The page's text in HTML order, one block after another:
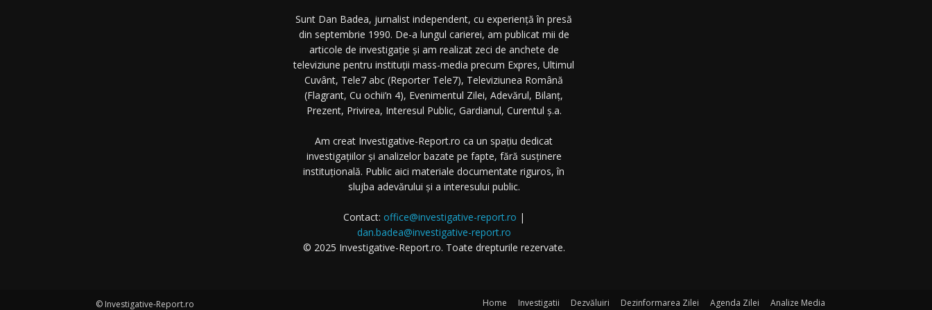
Sunt Dan Badea, jurnalist independent, cu experiență în presă
din septembrie 1990. De-a lungul carierei, am publicat mii de
articole de investigație și am realizat zeci de anchete de
televiziune pentru instituții mass-media precum Expres, Ultimul
Cuvânt, Tele7 abc (Reporter Tele7), Televiziunea Română
(Flagrant, Cu ochii’n 4), Evenimentul Zilei, Adevărul, Bilanț,
Prezent, Privirea, Interesul Public, Gardianul, Curentul ș.a.
Am creat Investigative-Report.ro ca un spațiu dedicat
investigațiilor și analizelor bazate pe fapte, fără susținere
instituțională. Public aici materiale documentate riguros, în
slujba adevărului și a interesului public.
Contact: office@investigative-report.ro |
dan.badea@investigative-report.ro
© 2025 Investigative-Report.ro. Toate drepturile rezervate.
© Investigative-Report.ro Home Investigatii Dezvăluiri Dezinformarea Zilei Agenda Zilei Analize Media